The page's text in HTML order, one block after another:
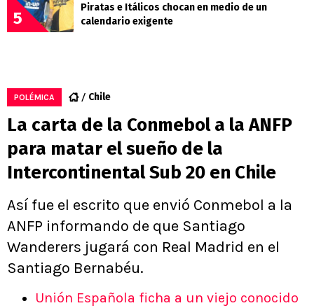
5
Piratas e Itálicos chocan en medio de un
calendario exigente
POLÉMICA Chile
La carta de la Conmebol a la ANFP
para matar el sueño de la
Intercontinental Sub 20 en Chile
Así fue el escrito que envió Conmebol a la
ANFP informando de que Santiago
Wanderers jugará con Real Madrid en el
Santiago Bernabéu.
Unión Española ficha a un viejo conocido